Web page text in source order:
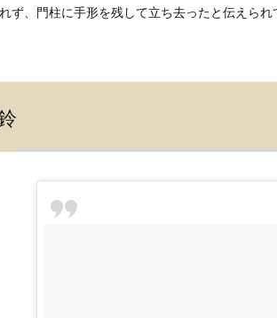
ず、門柱に手形を残して立ち去ったと伝えられ